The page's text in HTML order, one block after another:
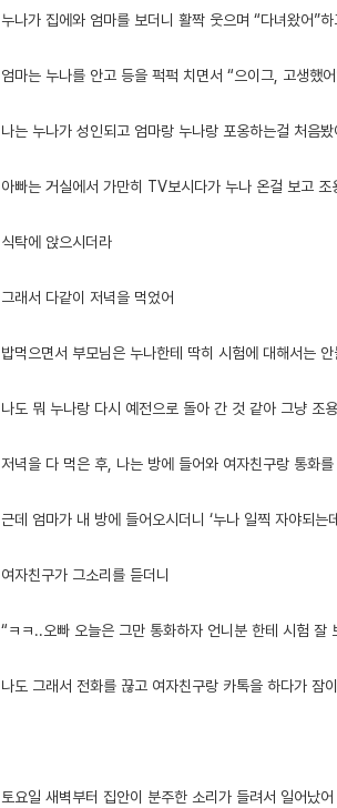
누나가 집에와 엄마를 보더니 활짝 웃으며 “다녀왔어”
엄마는 누나를 안고 등을 퍽퍽 치면서 “으이그, 고생했
나는 누나가 성인되고 엄마랑 누나랑 포옹하는걸 처음봤
아빠는 거실에서 가만히 TV보시다가 누나 온걸 보고 조
식탁에 앉으시더라
그래서 다같이 저녁을 먹었어
밥먹으면서 부모님은 누나한테 딱히 시험에 대해서는
나도 뭐 누나랑 다시 예전으로 돌아 간 것 같아 그냥 조
저녁을 다 먹은 후, 나는 방에 들어와 여자친구랑 통화를
근데 엄마가 내 방에 들어오시더니 ‘누나 일찍 자야되
여자친구가 그소리를 듣더니
“ㅋㅋ..오빠 오늘은 그만 통화하자 언니분 한테 시험 잘
나도 그래서 전화를 끊고 여자친구랑 카톡을 하다가 잠
토요일 새벽부터 집안이 분주한 소리가 들려서 일어났어